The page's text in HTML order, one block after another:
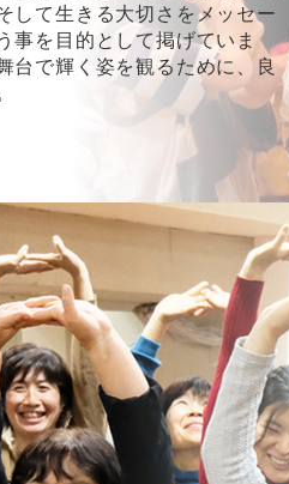
して生きる大切さをメッセー
事を目的として掲げていま
台で輝く姿を観るために、良